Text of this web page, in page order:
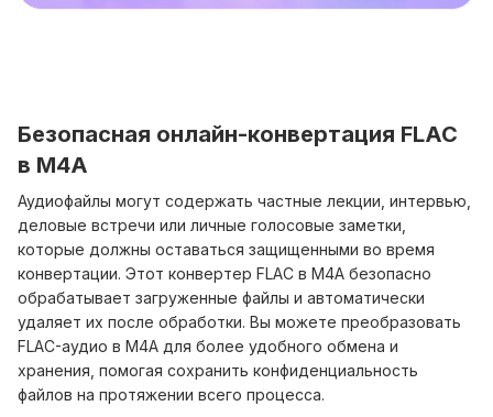
Безопасная онлайн-конвертация FLAC
в M4A
Аудиофайлы могут содержать частные лекции, интервью,
деловые встречи или личные голосовые заметки,
которые должны оставаться защищенными во время
конвертации. Этот конвертер FLAC в M4A безопасно
обрабатывает загруженные файлы и автоматически
удаляет их после обработки. Вы можете преобразовать
FLAC-аудио в M4A для более удобного обмена и
хранения, помогая сохранить конфиденциальность
файлов на протяжении всего процесса.